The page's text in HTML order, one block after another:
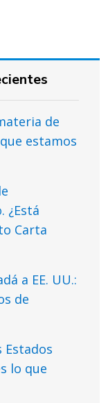
de
estamos
¿Está
Carta
a EE. UU.:
de
lo que